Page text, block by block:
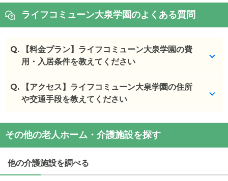
ライフコミューン大泉学園のよくある質問
Q.
【料金プラン】ライフコミューン大泉学園の費
用・入居条件を教えてください
ライフコミューン大泉学園の入居金・月額料金は次
のとおりです。
・月額費用が19.4〜28万円
・要介護度：自立、要支援1、要支援2、要介護1、要
Q.
【アクセス】ライフコミューン大泉学園の住所
や交通手段を教えてください
ライフコミューン大泉学園の交通アクセス
・住所：東京都練馬区大泉学園町７丁目２５−３
・最寄り駅：大泉学園駅3.1km武蔵関駅5.6km
ライフコミューン大泉学園
その他の老人ホーム・介護施設を探す
他の介護施設を調べる